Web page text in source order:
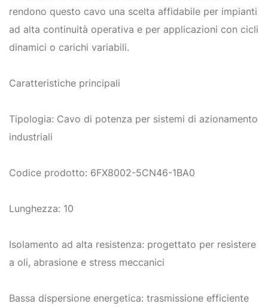
rendono questo cavo una scelta affidabile per impianti
ad alta continuità operativa e per applicazioni con cicli
dinamici o carichi variabili.
Caratteristiche principali
Tipologia: Cavo di potenza per sistemi di azionamento
industriali
Codice prodotto: 6FX8002-5CN46-1BA0
Lunghezza: 10
Isolamento ad alta resistenza: progettato per resistere
a oli, abrasione e stress meccanici
Bassa dispersione energetica: trasmissione efficiente